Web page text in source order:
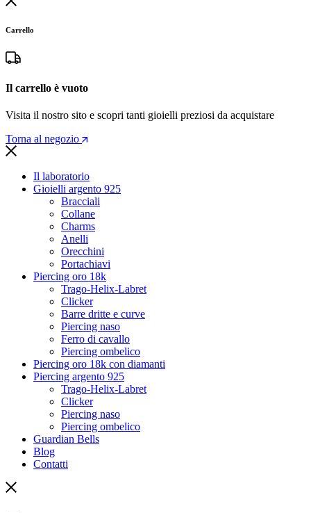
Carrello
Il carrello è vuoto
Visita il nostro sito e scopri tanti gioielli preziosi da acquistare
Torna al negozio
Il laboratorio
Gioielli argento 925
Bracciali
Collane
Charms
Anelli
Orecchini
Portachiavi
Piercing oro 18k
Trago-Helix-Labret
Clicker
Barre dritte e curve
Piercing naso
Ferro di cavallo
Piercing ombelico
Piercing oro 18k con diamanti
Piercing argento 925
Trago-Helix-Labret
Clicker
Piercing naso
Piercing ombelico
Guardian Bells
Blog
Contatti